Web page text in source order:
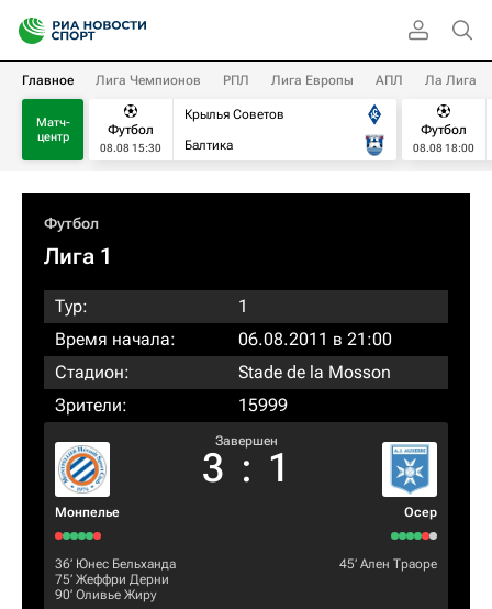
Главное Лига Чемпионов РПЛ Лига Европы АПЛ Ла Лига
Матч-
центр
Футбол
08.08 15:30
Крылья Советов
Балтика
Футбол
08.08 18:00
Футбол
Лига 1
Тур:
1
Время начала:
06.08.2011 в 21:00
Стадион:
Stade de la Mosson
Зрители:
15999
Монпелье
Завершен
3 : 1
Осер
36‎’‎ Юнес Бельханда
75‎’‎ Жеффри Дерни
90‎’‎ Оливье Жиру
45‎’‎ Ален Траоре